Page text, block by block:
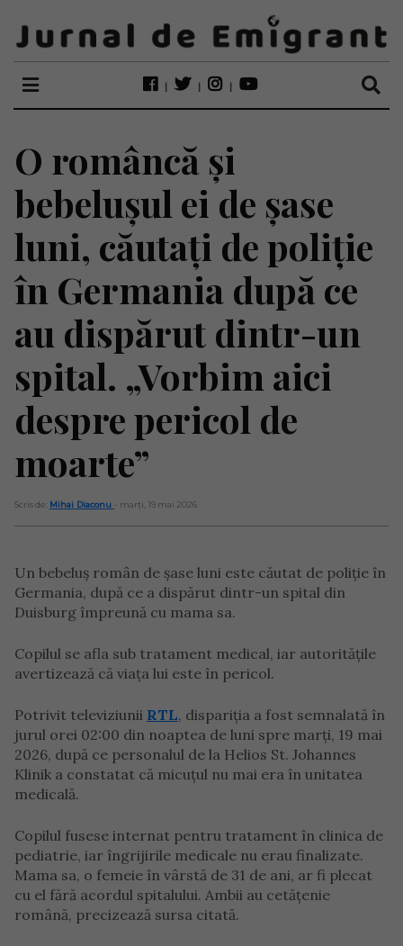
O româncă și
bebelușul ei de șase
luni, căutați de poliție
în Germania după ce
au dispărut dintr-un
spital. „Vorbim aici
despre pericol de
moarte”
Scris de: Mihai Diaconu - marți, 19 mai 2026
Un bebeluș român de șase luni este căutat de poliție în
Germania, după ce a dispărut dintr-un spital din
Duisburg împreună cu mama sa.
Copilul se afla sub tratament medical, iar autoritățile
avertizează că viața lui este în pericol.
Potrivit televiziunii RTL, dispariția a fost semnalată în
jurul orei 02:00 din noaptea de luni spre marți, 19 mai
2026, după ce personalul de la Helios St. Johannes
Klinik a constatat că micuțul nu mai era în unitatea
medicală.
Copilul fusese internat pentru tratament în clinica de
pediatrie, iar îngrijirile medicale nu erau finalizate.
Mama sa, o femeie în vârstă de 31 de ani, ar fi plecat
cu el fără acordul spitalului. Ambii au cetățenie
română, precizează sursa citată.